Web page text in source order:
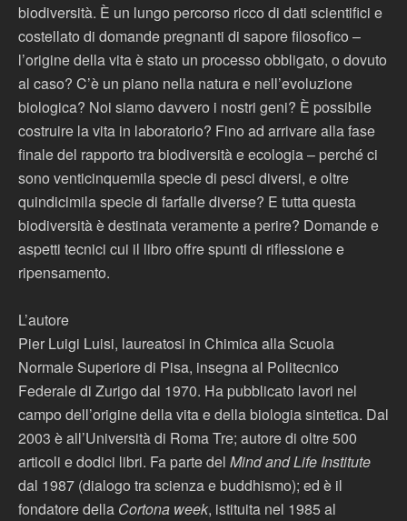
biodiversità. È un lungo percorso ricco di dati scientifici e
costellato di domande pregnanti di sapore filosofico –
l’origine della vita è stato un processo obbligato, o dovuto
al caso? C’è un piano nella natura e nell’evoluzione
biologica? Noi siamo davvero i nostri geni? È possibile
costruire la vita in laboratorio? Fino ad arrivare alla fase
finale del rapporto tra biodiversità e ecologia – perché ci
sono venticinquemila specie di pesci diversi, e oltre
quindicimila specie di farfalle diverse? E tutta questa
biodiversità è destinata veramente a perire? Domande e
aspetti tecnici cui il libro offre spunti di riflessione e
ripensamento.
L’autore
Pier Luigi Luisi, laureatosi in Chimica alla Scuola
Normale Superiore di Pisa, insegna al Politecnico
Federale di Zurigo dal 1970. Ha pubblicato lavori nel
campo dell’origine della vita e della biologia sintetica. Dal
2003 è all’Università di Roma Tre; autore di oltre 500
articoli e dodici libri. Fa parte del Mind and Life Institute
dal 1987 (dialogo tra scienza e buddhismo); ed è il
fondatore della Cortona week, istituita nel 1985 al